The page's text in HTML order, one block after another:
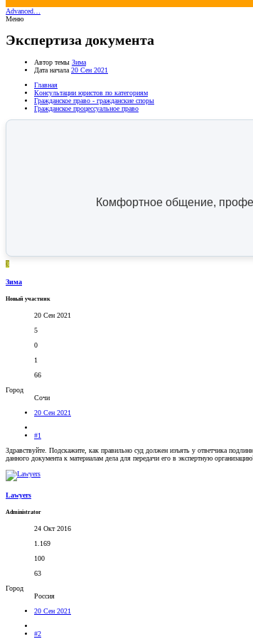
Advanced…
Меню
Экспертиза документа
Автор темы Зима
Дата начала 20 Сен 2021
Главная
Консультации юристов по категориям
Гражданское право - гражданские споры
Гражданское процессуальное право
Комфортное общение,
З
Зима
Новый участник
20 Сен 2021
5
0
1
66
Город
Сочи
20 Сен 2021
#1
Здравствуйте. Подскажите, как правильно суд должен изъять у ответчика
данного документа к материалам дела для передачи его в экспертную
Lawyers
Administrator
24 Окт 2016
1.169
100
63
Город
Россия
20 Сен 2021
#2